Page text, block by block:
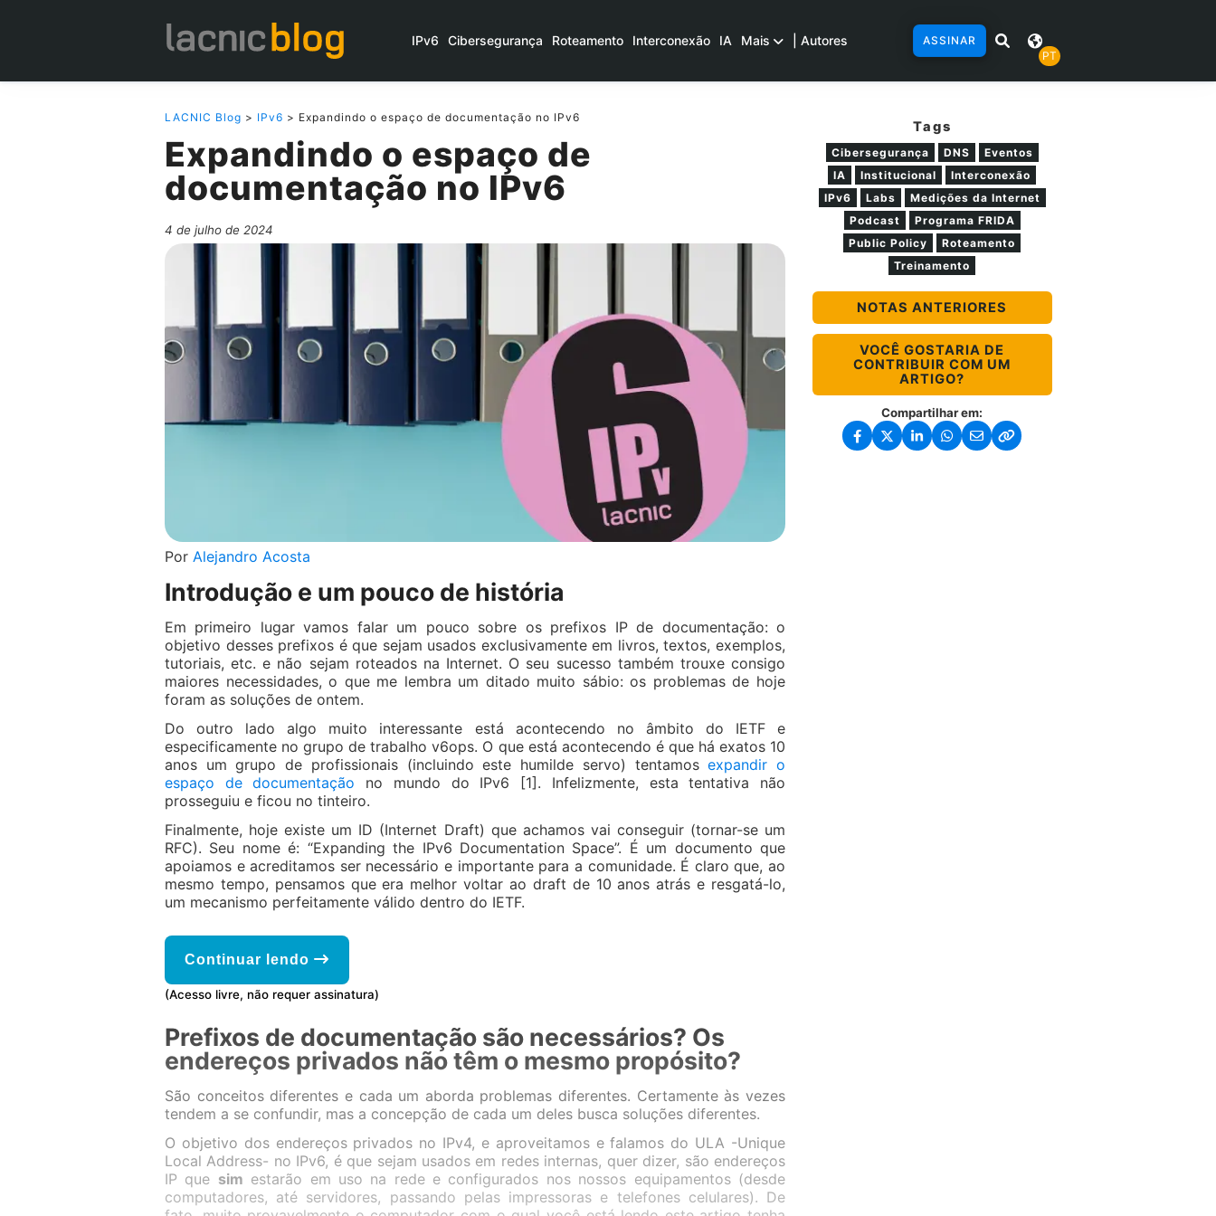
IPv6 Cibersegurança Roteamento Interconexão IA Mais | Autores
ASSINAR
PT
LACNIC Blog > IPv6 > Expandindo o espaço de documentação no IPv6
Expandindo o espaço de
documentação no IPv6
4 de julho de 2024
Por Alejandro Acosta
Introdução e um pouco de história
Em primeiro lugar vamos falar um pouco sobre os prefixos IP de documentação: o
objetivo desses prefixos é que sejam usados exclusivamente em livros, textos, exemplos,
tutoriais, etc. e não sejam roteados na Internet. O seu sucesso também trouxe consigo
maiores necessidades, o que me lembra um ditado muito sábio: os problemas de hoje
foram as soluções de ontem.
Do outro lado algo muito interessante está acontecendo no âmbito do IETF e
especificamente no grupo de trabalho v6ops. O que está acontecendo é que há exatos 10
anos um grupo de profissionais (incluindo este humilde servo) tentamosexpandir o
espaço de documentação no mundo do IPv6 [1]. Infelizmente, esta tentativa não
prosseguiu e ficou no tinteiro.
Finalmente, hoje existe um ID (Internet Draft) que achamos vai conseguir (tornar-se um
RFC). Seu nome é: “Expanding the IPv6 Documentation Space”. É um documento que
apoiamos e acreditamos ser necessário e importante para a comunidade. É claro que, ao
mesmo tempo, pensamos que era melhor voltar ao draft de 10 anos atrás e resgatá-lo,
um mecanismo perfeitamente válido dentro do IETF.
Continuar lendo
(Acesso livre, não requer assinatura)
Prefixos de documentação são necessários? Os
endereços privados não têm o mesmo propósito?
São conceitos diferentes e cada um aborda problemas diferentes. Certamente às vezes
tendem a se confundir, mas a concepção de cada um deles busca soluções diferentes.
O objetivo dos endereços privados no IPv4, e aproveitamos e falamos do ULA -Unique
Local Address- no IPv6, é que sejam usados em redes internas, quer dizer, são endereços
IP que sim estarão em uso na rede e configurados nos nossos equipamentos (desde
computadores, até servidores, passando pelas impressoras e telefones celulares). De
Tags
Cibersegurança DNS
Eventos
IA
Institucional
Interconexão
IPv6
Labs
Medições da Internet
Podcast
Programa FRIDA
Public Policy
Roteamento
Treinamento
NOTAS ANTERIORES
VOCÊ GOSTARIA DE
CONTRIBUIR COM UM
ARTIGO?
Compartilhar em: